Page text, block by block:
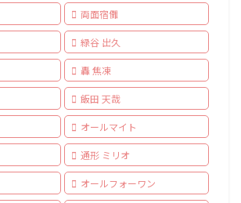
両面宿儺
緑谷 出久
轟 焦凍
飯田 天哉
オールマイト
通形 ミリオ
オールフォーワン